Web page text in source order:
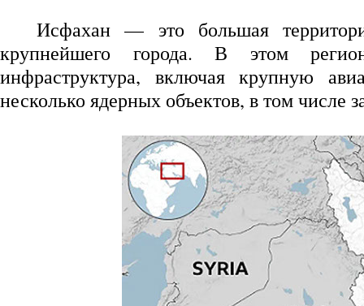
Исфахан — это большая
крупнейшего города. В этом
инфраструктура, включая крупную
несколько ядерных объектов, в том числе